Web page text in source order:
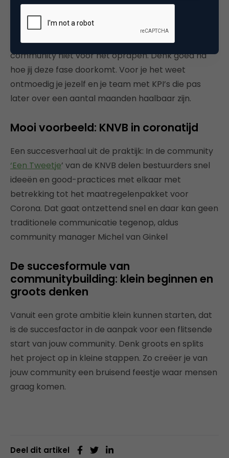
Maar is dat voor jou voldoende? Bepaal wanneer de
community voor jouw organisatie succesvol is. In de
eerste maanden liggen de succesverhalen van je
community niet voor het oprapen. Denk goed na
hoe jij deze fase doorkomt. Voor je het weet
ontmoedig je jezelf en je team met KPI’s die pas
later over een aantal maanden haalbaar zijn.
Mooi voorbeeld: KNVB in coronatijd
Een succesverhaal uit de praktijk: In de community
‘Een Tweetje’ van de KNVB delen bestuurders snel
ideeën en good-practices met elkaar met
betrekking tot het maatregelenpakket voor
Corona. Dat gaat ontzettend snel en daar kan geen
traditionele communicatie tegenop, aldus
community manager Michel van Ginkel
De succesformule van
communitybuilding: klein beginnen en
groots denken
Vanuit een grote ambitie klein kunnen starten, dat
is de succesfactor in de aanpak voor een flitsende
start van jouw community. Denk groots en splits
het project op in kleine stappen. Zo creëer je van
jouw community een bruisend feestje waar mensen
graag komen.
Deel dit artikel